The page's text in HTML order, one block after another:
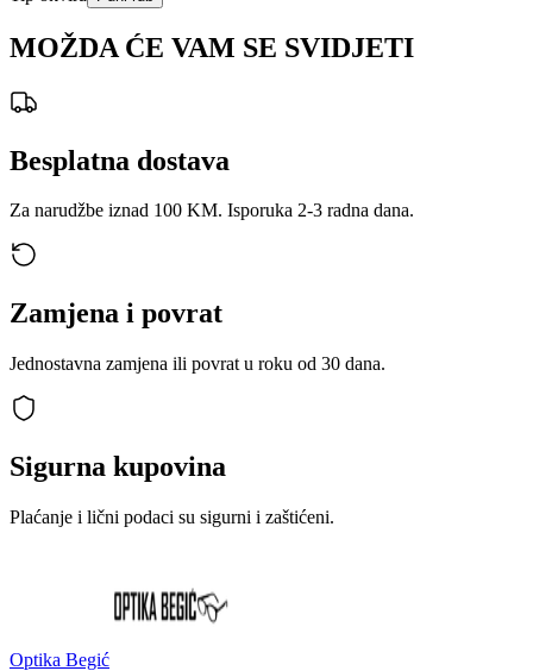
MOŽDA ĆE VAM SE SVIDJETI
Besplatna dostava
Za narudžbe iznad 100 KM. Isporuka 2-3 radna dana.
Zamjena i povrat
Jednostavna zamjena ili povrat u roku od 30 dana.
Sigurna kupovina
Plaćanje i lični podaci su sigurni i zaštićeni.
Optika Begić